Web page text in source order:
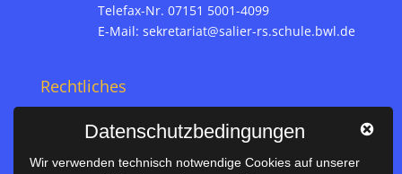
Telefax-Nr. 07151 5001-4099
E-Mail: sekretariat@salier-rs.schule.bwl.de
Rechtliches
Datenschutz
Datenschutzbedingungen
Wir verwenden technisch notwendige Cookies auf unserer